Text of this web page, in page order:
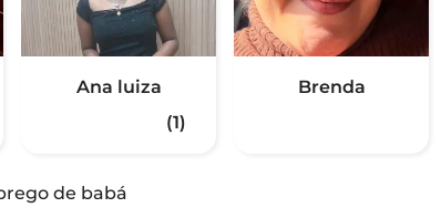
Ana luiza
(1)
Brenda
de babá